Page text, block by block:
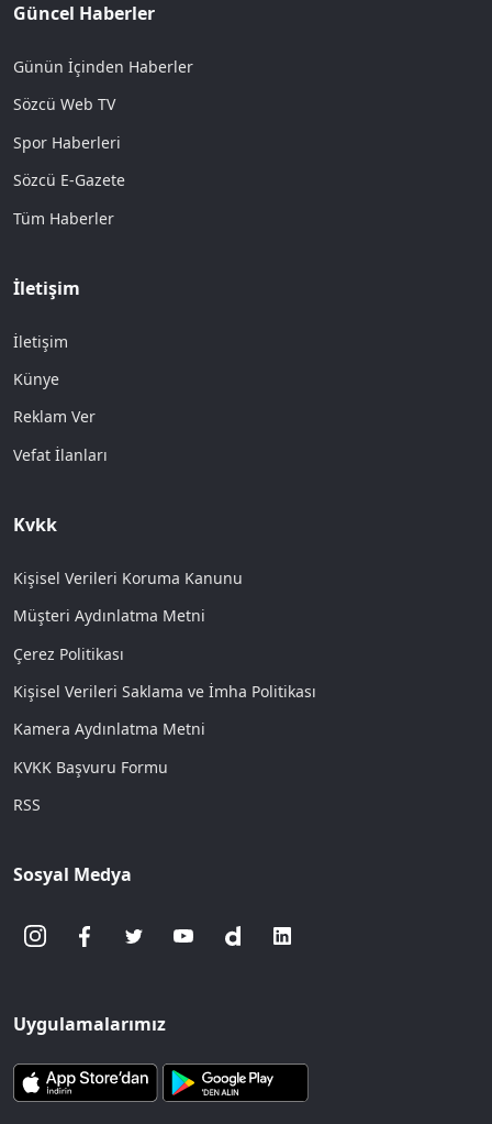
Güncel Haberler
Günün İçinden Haberler
Sözcü Web TV
Spor Haberleri
Sözcü E-Gazete
Tüm Haberler
İletişim
İletişim
Künye
Reklam Ver
Vefat İlanları
Kvkk
Kişisel Verileri Koruma Kanunu
Müşteri Aydınlatma Metni
Çerez Politikası
Kişisel Verileri Saklama ve İmha Politikası
Kamera Aydınlatma Metni
KVKK Başvuru Formu
RSS
Sosyal Medya
Uygulamalarımız